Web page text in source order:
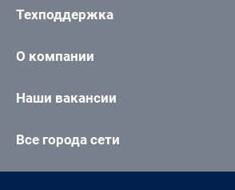
Техподдержка
О компании
Наши вакансии
Все города сети